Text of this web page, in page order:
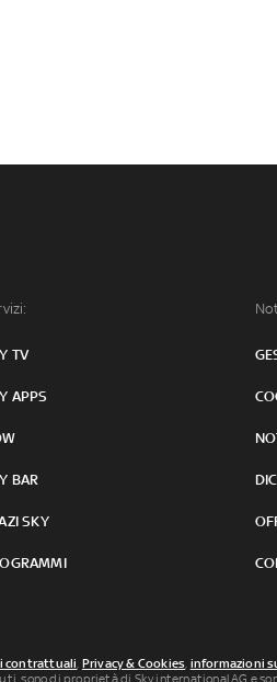
TV
APPS
BAR
SKY
contrattuali, Privacy & Cookies, informazioni